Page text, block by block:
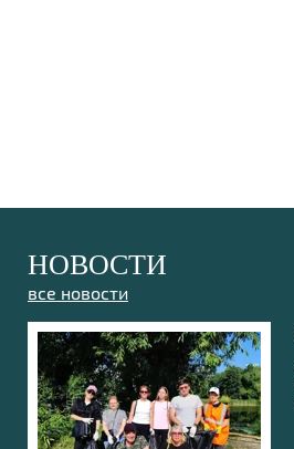
НОВОСТИ
все новости